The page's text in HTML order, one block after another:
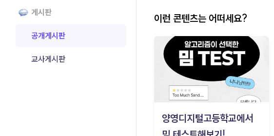
게시판
공개게시판
교사게시판
이런 콘텐츠는 어떠세요?
양영디지털고등학교에서